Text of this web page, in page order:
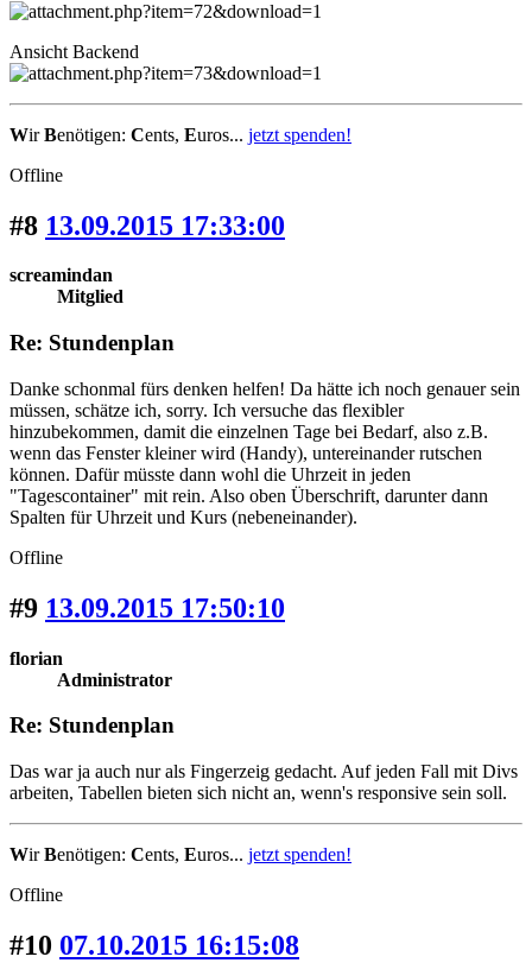
Ansicht Backend
WirBenötigen: Cents, Euros... jetzt spenden!
Offline
#8 13.09.2015 17:33:00
screamindan
Mitglied
Re: Stundenplan
Danke schonmal fürs denken helfen! Da hätte ich noch genauer sein
müssen, schätze ich, sorry. Ich versuche das flexibler
hinzubekommen, damit die einzelnen Tage bei Bedarf, also z.B.
wenn das Fenster kleiner wird (Handy), untereinander rutschen
können. Dafür müsste dann wohl die Uhrzeit in jeden
"Tagescontainer" mit rein. Also oben Überschrift, darunter dann
Spalten für Uhrzeit und Kurs (nebeneinander).
Offline
#9 13.09.2015 17:50:10
florian
Administrator
Re: Stundenplan
Das war ja auch nur als Fingerzeig gedacht. Auf jeden Fall mit Divs
arbeiten, Tabellen bieten sich nicht an, wenn's responsive sein soll.
WirBenötigen: Cents, Euros... jetzt spenden!
Offline
#10 07.10.2015 16:15:08